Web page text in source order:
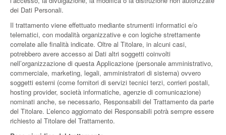
dei Dati Personali.
Il trattamento viene effettuato mediante strumenti informatici e/o
telematici, con modalità organizzative e con logiche strettamente
correlate alle finalità indicate. Oltre al Titolare, in alcuni casi,
potrebbero avere accesso ai Dati altri soggetti coinvolti
nell’organizzazione di questa Applicazione (personale amministrativo,
commerciale, marketing, legali, amministratori di sistema) ovvero
soggetti esterni (come fornitori di servizi tecnici terzi, corrieri postali,
hosting provider, società informatiche, agenzie di comunicazione)
nominati anche, se necessario, Responsabili del Trattamento da parte
del Titolare. L’elenco aggiornato dei Responsabili potrà sempre essere
richiesto al Titolare del Trattamento.